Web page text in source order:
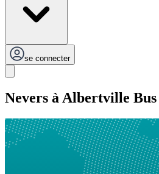
se connecter
Nevers à Albertville Bus